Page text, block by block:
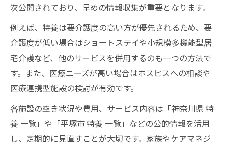
次公開されており、早めの情報収集が重要となります。
例えば、特養は要介護度の高い方が優先されるため、要
介護度が低い場合はショートステイや小規模多機能型居
宅介護など、他のサービスを併用するのも一つの方法で
す。また、医療ニーズが高い場合はホスピスへの相談や
医療連携型施設の検討が有効です。
各施設の空き状況や費用、サービス内容は「神奈川県 特
養 一覧」や「平塚市 特養 一覧」などの公的情報を活用
し、定期的に見直すことが大切です。家族やケアマネジ